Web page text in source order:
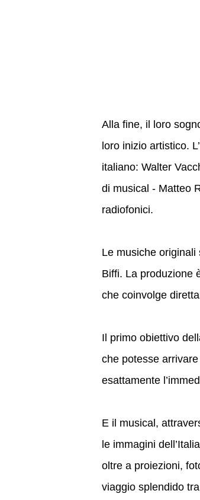
Alla fine, il loro
loro inizio artistico.
italiano: Walter
di musical - Matteo
radiofonici.
Le musiche
Biffi. La produzione
che coinvolge
Il primo obiettivo
che potesse
esattamente
E il musical,
le immagini
oltre a proiezioni,
viaggio splendido